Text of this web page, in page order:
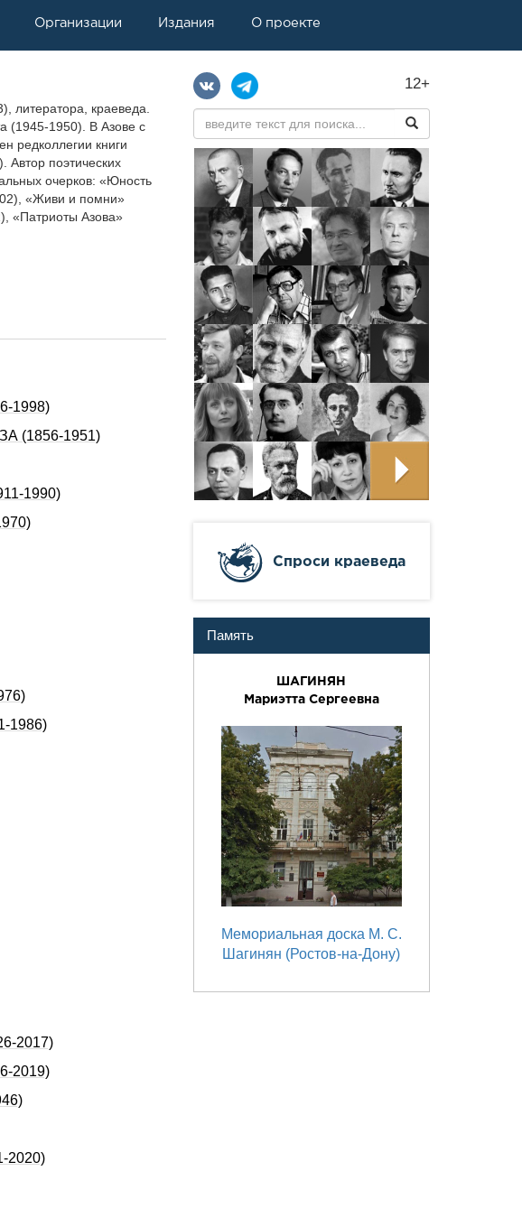
Организации Издания О проекте
литератора, краеведа.
(1945-1950). В Азове с
редколлегии книги
поэтических
очерков: «Юность
«Живи и помни»
«Патриоты Азова»
1998)
(1856-1951)
1990)
1986)
2017)
2019)
2020)
12+
Cпроси краеведа
Память
ШАГИНЯН
Мариэтта Сергеевна
Мемориальная доска М. С.
Шагинян (Ростов-на-Дону)